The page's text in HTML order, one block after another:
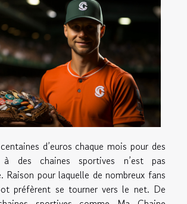
d’euros chaque mois pour des
à des chaines sportives n’est pas
Raison pour laquelle de nombreux fans
préfèrent se tourner vers le net. De